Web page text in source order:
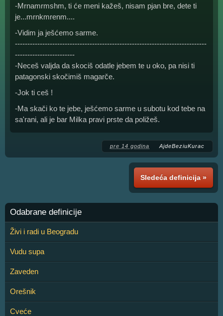
-Mrnamrmshm, ti će meni kažeš, nisam pjan bre, dete ti
je...mrnkmrenm....
-Vidim ja ješćemo sarme.
-----------------------------------------------------------------------------
------------------------
-Neceš valjda da skociš odatle jebem te u oko, pa nisi ti
patagonski skočimiš magarče.
-Jok ti ceš !
-Ma skači ko te jebe, ješćemo sarme u subotu kod tebe na
sa'rani, ali je bar Milka pravi prste da poližeš.
pre 14 godina AjdeBeziuKurac
Sledeća definicija »
Odabrane definicije
Živi i radi u Beogradu
Vudu supa
Zaveden
Orešnik
Cveće